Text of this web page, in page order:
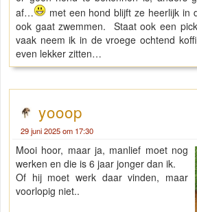
af…
met een hond blijft ze heerlijk in
ook gaat zwemmen. Staat ook een
vaak neem ik in de vroege ochtend
even lekker zitten…
yooop
29 juni 2025 om 17:30
Mooi hoor, maar ja, manlief moet nog
werken en die is 6 jaar jonger dan ik.
Of hij moet werk daar vinden, maar
voorlopig niet..